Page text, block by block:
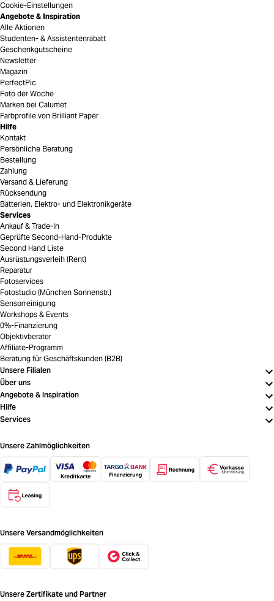
Cookie-Einstellungen
Angebote & Inspiration
Alle Aktionen
Studenten- & Assistentenrabatt
Geschenkgutscheine
Newsletter
Magazin
PerfectPic
Foto der Woche
Marken bei Calumet
Farbprofile von Brilliant Paper
Hilfe
Kontakt
Persönliche Beratung
Bestellung
Zahlung
Versand & Lieferung
Rücksendung
Batterien, Elektro- und Elektronikgeräte
Services
Ankauf & Trade-In
Geprüfte Second-Hand-Produkte
Second Hand Liste
Ausrüstungsverleih (Rent)
Reparatur
Fotoservices
Fotostudio (München Sonnenstr.)
Sensorreinigung
Workshops & Events
0%-Finanzierung
Objektivberater
Affiliate-Programm
Beratung für Geschäftskunden (B2B)
Unsere Filialen
Über uns
Angebote & Inspiration
Hilfe
Services
Unsere Zahlmöglichkeiten
Unsere Versandmöglichkeiten
Unsere Zertifikate und Partner